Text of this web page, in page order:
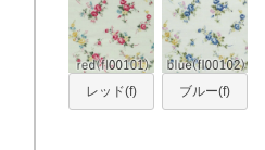
レッド(f) ブルー(f)